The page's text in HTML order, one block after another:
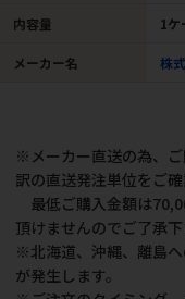
内容量 1ケ
メーカー名 株
※メーカー直送の為、
訳の直送発注単位をご確
最低ご購入金額は
頂けませんのでご了承下
※北海道、沖縄、離島
が発生します。